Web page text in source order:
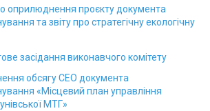
оприлюднення проєкту документа
та звіту про стратегічну екологічну
засідання виконавчого комітету
обсягу СЕО документа
«Місцевий план управління
МТГ»